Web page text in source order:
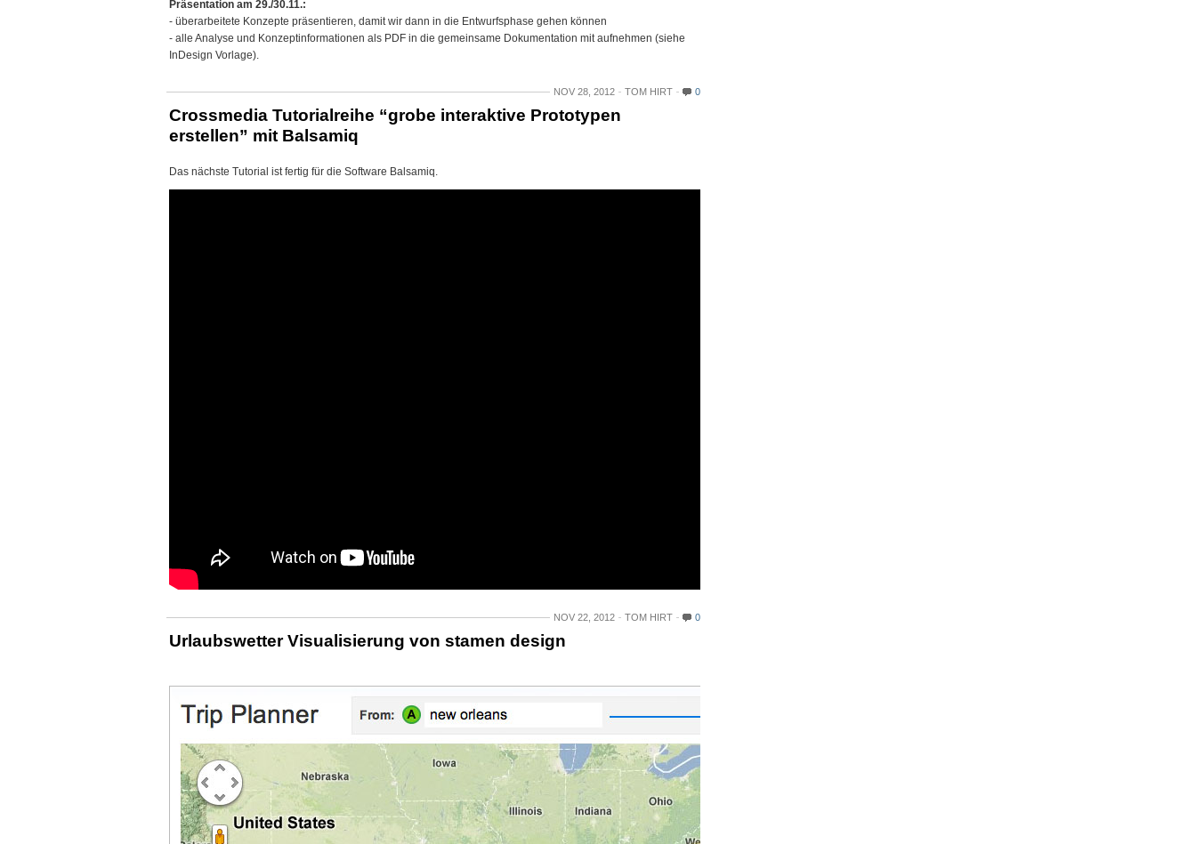
Präsentation am 29./30.11.:
- überarbeitete Konzepte präsentieren, damit wir dann in die Entwurfsphase gehen können
- alle Analyse und Konzeptinformationen als PDF in die gemeinsame Dokumentation mit aufnehmen (siehe
InDesign Vorlage).
NOV 28, 2012 TOM HIRT 0
Crossmedia Tutorialreihe “grobe interaktive Prototypen
erstellen” mit Balsamiq
Das nächste Tutorial ist fertig für die Software Balsamiq.
NOV 22, 2012 TOM HIRT 0
Urlaubswetter Visualisierung von stamen design